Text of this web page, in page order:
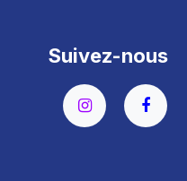
Suivez-nous